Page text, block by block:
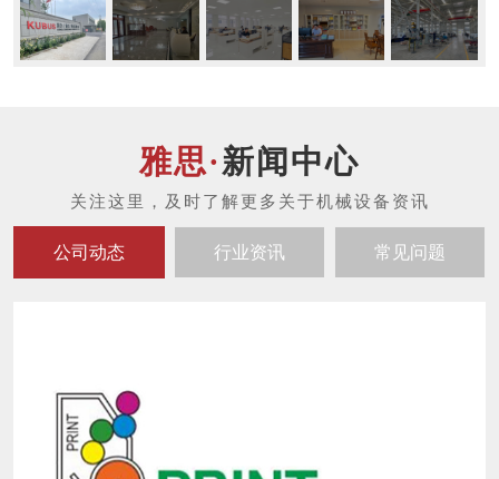
新闻中心
公司动态 行业资讯 常见问题